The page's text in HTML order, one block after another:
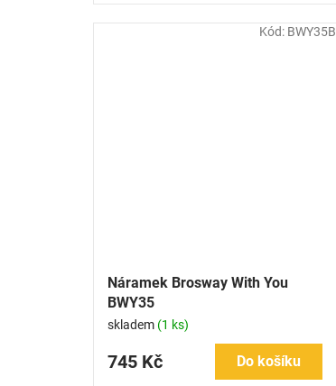
Náramek Brosway With You
BWY35
skladem (1 ks)
745 Kč Do košíku
Kód: BWY35B